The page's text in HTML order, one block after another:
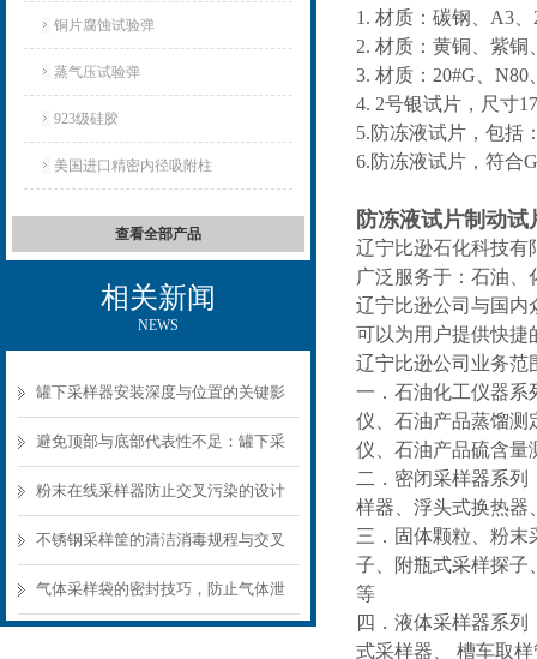
铜片腐蚀试验弹
蒸气压试验弹
923级硅胶
美国进口精密内径吸附柱
查看全部产品
相关新闻
NEWS
罐下采样器安装深度与位置的关键影
响
避免顶部与底部代表性不足：罐下采
样器结构选型要点
粉末在线采样器防止交叉污染的设计
要点
不锈钢采样筐的清洁消毒规程与交叉
污染预防
气体采样袋的密封技巧，防止气体泄
1. 材质：碳钢、A3
2. 材质：黄铜、紫铜
3. 材质：20#G、
4. 2号银试片，尺寸
5.防冻液试片，包括
6.防冻液试片，符合
防冻液试片制动试
辽宁比逊石化科技有
广泛服务于：石油
辽宁比逊公司与国内
可以为用户提供快捷
辽宁比逊公司业务范
一．石油化工仪器系
仪、石油产品蒸馏测
仪、石油产品硫含量
二．密闭采样器系
样器、浮头式换热器
三．固体颗粒、粉末
子、附瓶式采样探子
等
四．液体采样器系
式采样器、 槽车取